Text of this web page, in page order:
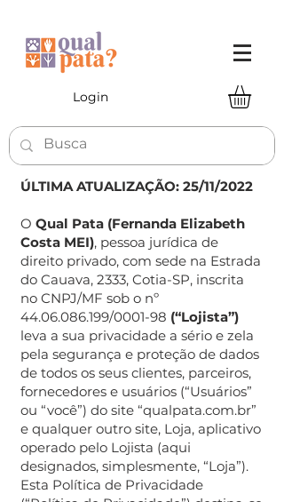
Login
ÚLTIMA ATUALIZAÇÃO: 25/11/2022
O Qual Pata (Fernanda Elizabeth
Costa MEI), pessoa jurídica de
direito privado, com sede na Estrada
do Cauava, 2333, Cotia-SP, inscrita
no CNPJ/MF sob o nº
44.06.086.199/0001-98 (“Lojista”)
leva a sua privacidade a sério e zela
pela segurança e proteção de dados
de todos os seus clientes, parceiros,
fornecedores e usuários (“Usuários”
ou “você”) do site “qualpata.com.br”
e qualquer outro site, Loja, aplicativo
operado pelo Lojista (aqui
designados, simplesmente, “Loja”).
Esta Política de Privacidade